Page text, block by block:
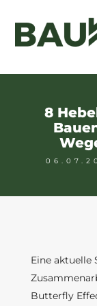
8
Eine aktuelle
Butterfly